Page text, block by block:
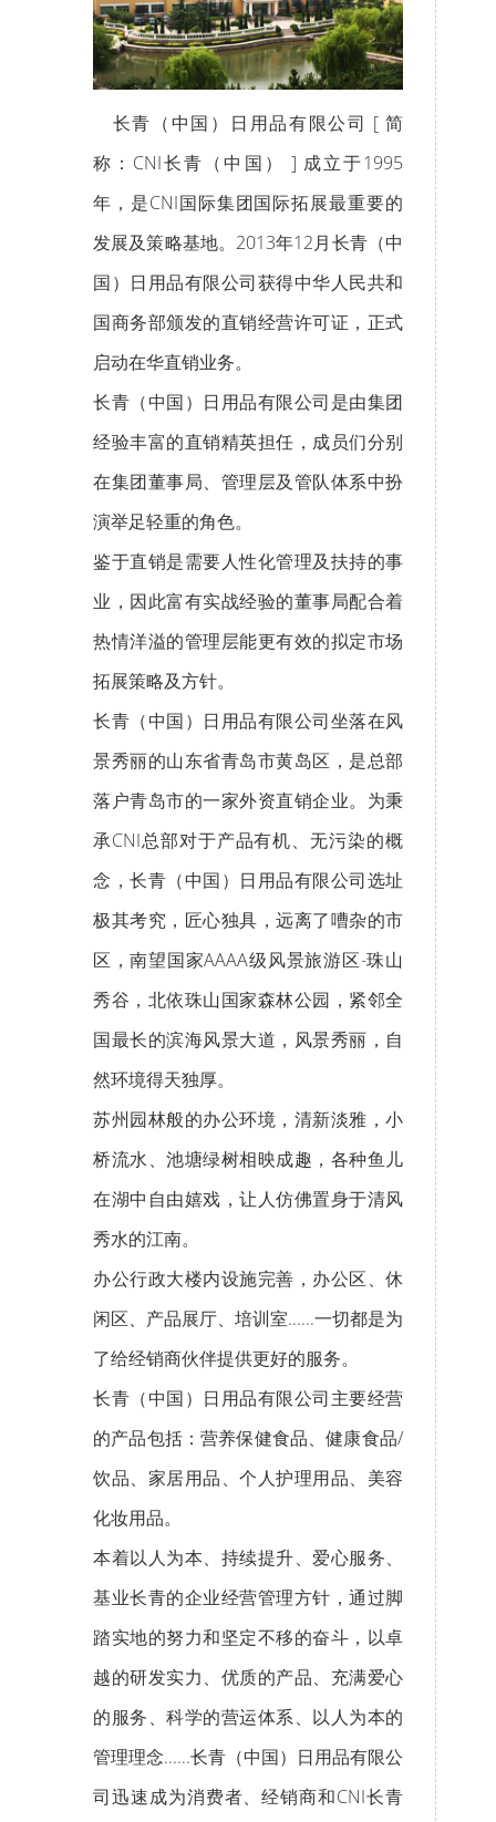
长青（中国）日用品有限公司 [ 简
称：CNI长青（中国） ] 成立于1995
年，是CNI国际集团国际拓展最重要的
发展及策略基地。2013年12月长青（中
国）日用品有限公司获得中华人民共和
国商务部颁发的直销经营许可证，正式
启动在华直销业务。
长青（中国）日用品有限公司是由集团
经验丰富的直销精英担任，成员们分别
在集团董事局、管理层及管队体系中扮
演举足轻重的角色。
鉴于直销是需要人性化管理及扶持的事
业，因此富有实战经验的董事局配合着
热情洋溢的管理层能更有效的拟定市场
拓展策略及方针。
长青（中国）日用品有限公司坐落在风
景秀丽的山东省青岛市黄岛区，是总部
落户青岛市的一家外资直销企业。为秉
承CNI总部对于产品有机、无污染的概
念，长青（中国）日用品有限公司选址
极其考究，匠心独具，远离了嘈杂的市
区，南望国家AAAA级风景旅游区-珠山
秀谷，北依珠山国家森林公园，紧邻全
国最长的滨海风景大道，风景秀丽，自
然环境得天独厚。
苏州园林般的办公环境，清新淡雅，小
桥流水、池塘绿树相映成趣，各种鱼儿
在湖中自由嬉戏，让人仿佛置身于清风
秀水的江南。
办公行政大楼内设施完善，办公区、休
闲区、产品展厅、培训室......一切都是为
了给经销商伙伴提供更好的服务。
长青（中国）日用品有限公司主要经营
的产品包括：营养保健食品、健康食品/
饮品、家居用品、个人护理用品、美容
化妆用品。
本着以人为本、持续提升、爱心服务、
基业长青的企业经营管理方针，通过脚
踏实地的努力和坚定不移的奋斗，以卓
越的研发实力、优质的产品、充满爱心
的服务、科学的营运体系、以人为本的
管理理念......长青（中国）日用品有限公
司迅速成为消费者、经销商和CNI长青